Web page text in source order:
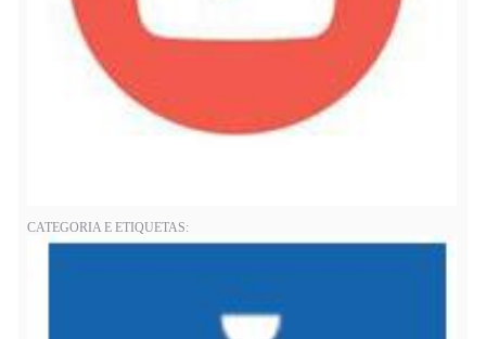
CATEGORIA E ETIQUETAS: